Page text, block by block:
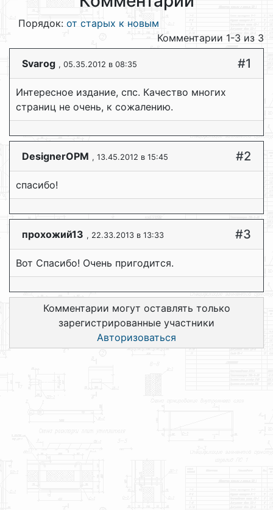
Порядок: от старых к новым
Комментарии 1-3 из 3
Svarog , 05.35.2012 в 08:35 #1
Интересное издание, спс. Качество многих
страниц не очень, к сожалению.
DesignerOPM , 13.45.2012 в 15:45 #2
спасибо!
прохожий13 , 22.33.2013 в 13:33 #3
Вот Спасибо! Очень пригодится.
Комментарии могут оставлять только
зарегистрированные участники
Авторизоваться